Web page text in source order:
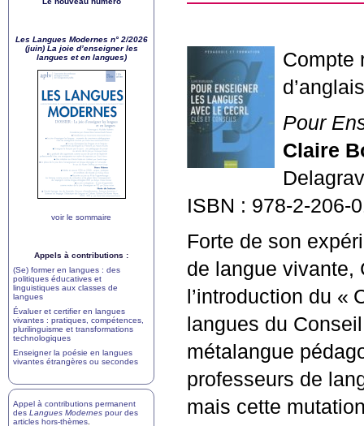
Compte
Pour
Claire
ISBN : 978-2-206-
Forte de son
de langue vivante,
l’introduction du «
langues du
métalangue
professeurs de
mais cette
Les Langues Modernes n° 2/2026
(juin) La joie d’enseigner les
langues et en langues)
voir le sommaire
Appels à contributions :
(Se) former en langues : des
politiques éducatives et
linguistiques aux classes de
langues
Évaluer et certifier en langues
vivantes : pratiques, compétences,
plurilinguisme et transformations
technologiques
Enseigner la poésie en langues
vivantes étrangères ou secondes
Appel à contributions permanent
des Langues Modernes pour des
articles hors-thèmes